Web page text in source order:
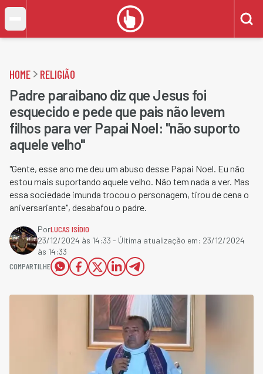
HOME RELIGIÃO
Padre paraibano diz que Jesus foi
esquecido e pede que pais não levem
filhos para ver Papai Noel: "não suporto
aquele velho"
"Gente, esse ano me deu um abuso desse Papai Noel. Eu não
estou mais suportando aquele velho. Não tem nada a ver. Mas
essa sociedade imunda trocou o personagem, tirou de cena o
aniversariante", desabafou o padre.
PorLUCAS ISÍDIO
23/12/2024 às 14:33 - Última atualização em: 23/12/2024
às 14:33
COMPARTILHE